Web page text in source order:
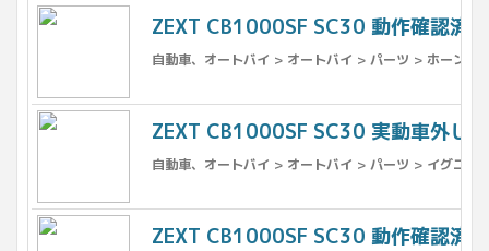
ZEXT CB1000SF SC30 動作確認済
自動車、オートバイ > オートバイ > パーツ > ホーン
ZEXT CB1000SF SC30 実動車外し
自動車、オートバイ > オートバイ > パーツ > イグニッ
ZEXT CB1000SF SC30 動作確認済